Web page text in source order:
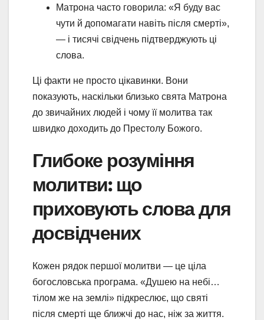
Матрона часто говорила: «Я буду вас
чути й допомагати навіть після смерті»,
— і тисячі свідчень підтверджують ці
слова.
Ці факти не просто цікавинки. Вони
показують, наскільки близько свята Матрона
до звичайних людей і чому її молитва так
швидко доходить до Престолу Божого.
Глибоке розуміння
молитви: що
приховують слова для
досвідчених
Кожен рядок першої молитви — це ціла
богословська програма. «Душею на небі…
тілом же на землі» підкреслює, що святі
після смерті ще ближчі до нас, ніж за життя.